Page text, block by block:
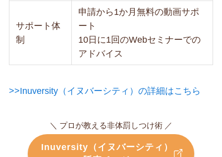
サポート体
制
申請から1か月無料の動画サポ
ート
10日に1回のWebセミナーでの
アドバイス
>>Inuversity（イヌバーシティ）の詳細はこちら
＼ プロが教える非体罰しつけ術 ／
Inuversity（イヌバーシティ）